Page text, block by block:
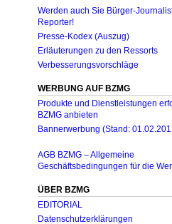
Werden auch Sie Bürger-
Reporter!
Presse-Kodex (Auszug)
Erläuterungen zu den Ressorts
Verbesserungsvorschläge
WERBUNG AUF BZMG
Produkte und Dienstleistungen
BZMG anbieten
Bannerwerbung (Stand:
AGB BZMG – Allgemeine
Geschäftsbedingungen für die
ÜBER BZMG
EDITORIAL
Datenschutzerklärungen